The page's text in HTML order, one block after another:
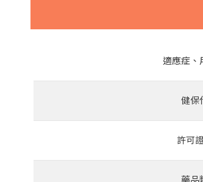
適應症、
健保
許可